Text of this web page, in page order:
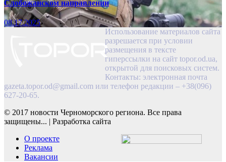
Слобожанском направлении
08.17.2025
Использование материалов сайта
разрешается при условии
размещения в тексте
гиперссылки на сайт topor.od.ua,
открытой для поисковых систем.
Контакты: электронная почта
gazeta.topor.od@gmail.com или телефон редакции – +38(096)
627-20-65.
© 2017 новости Черноморского региона. Все права
защищены...
Разработка сайта
О проекте
Реклама
Вакансии